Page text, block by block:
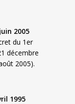
2005
du 1er
décembre
2005).
1995